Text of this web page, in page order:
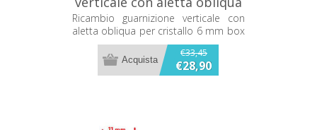
per cristallo 6 mm box
doccia 2B MZT990/1
Ricambio guarnizione verticale con
aletta obliqua per cristallo 6 mm box
doccia 2B MZT990/1
€33,45
€28,90